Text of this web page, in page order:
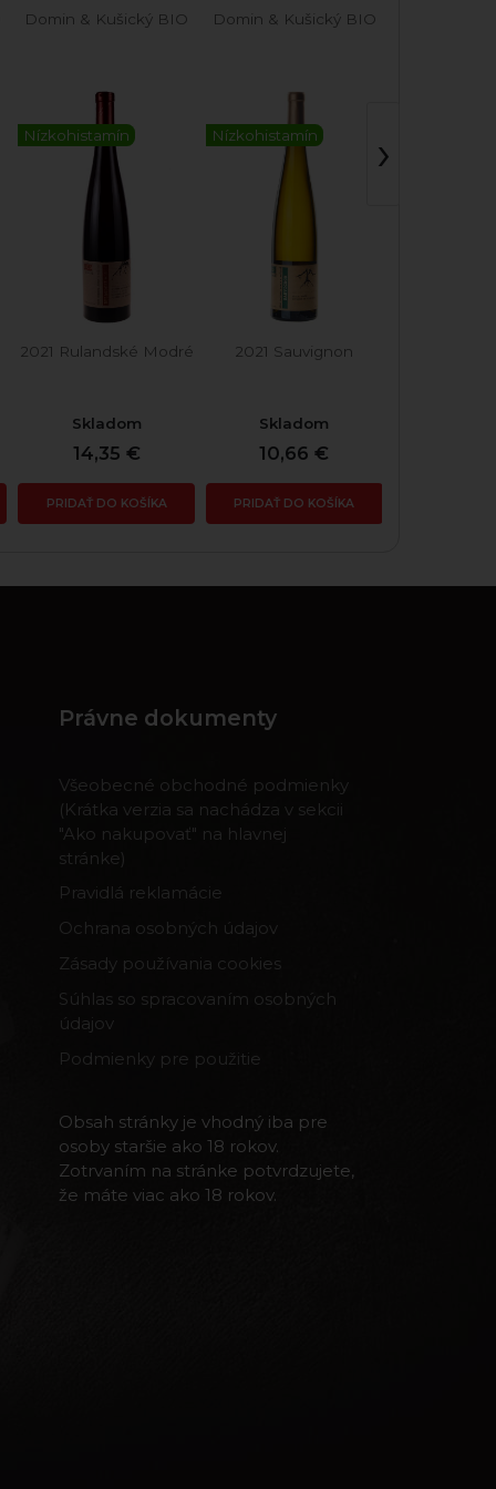
Domin & Kušický BIO
Nízkohistamín
2021 Rulandské Modré
Skladom
14,35 €
PRIDAŤ DO KOŠÍKA
Domin & Kušický BIO
Nízkohistamín
2021 Sauvignon
Skladom
10,66 €
PRIDAŤ DO KOŠÍKA
›
Právne dokumenty
Všeobecné obchodné podmienky
(Krátka verzia sa nachádza v sekcii
"Ako nakupovať" na hlavnej
stránke)
Pravidlá reklamácie
Ochrana osobných údajov
Zásady používania cookies
Súhlas so spracovaním osobných
údajov
Podmienky pre použitie
Obsah stránky je vhodný iba pre
osoby staršie ako 18 rokov.
Zotrvaním na stránke potvrdzujete,
že máte viac ako 18 rokov.